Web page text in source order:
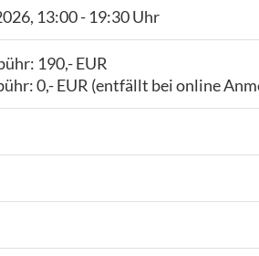
13:00 - 19:30 Uhr
190,- EUR
0,- EUR (entfällt bei online